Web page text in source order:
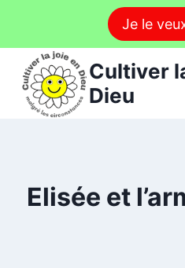
contenu
Je le
Cultiver
Dieu
Elisée et